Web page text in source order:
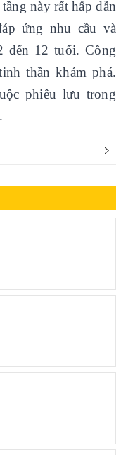
này rất hấp dẫn
ứng nhu cầu và
đến 12 tuổi. Công
thần khám phá.
phiêu lưu trong